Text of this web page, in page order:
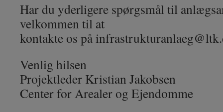
Har du yderligere spørgsmål til
velkommen til at
kontakte os på
Venlig hilsen
Projektleder Kristian Jakobsen
Center for Arealer og Ejendomme